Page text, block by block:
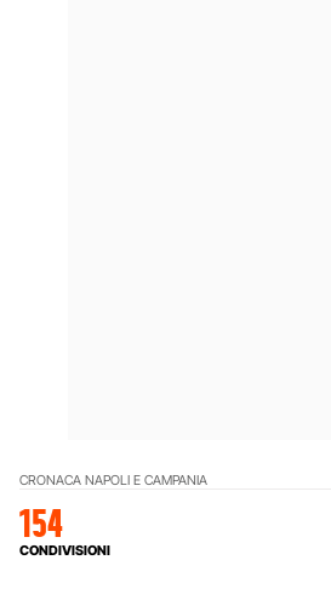
CRONACA NAPOLI E CAMPANIA
154
CONDIVISIONI